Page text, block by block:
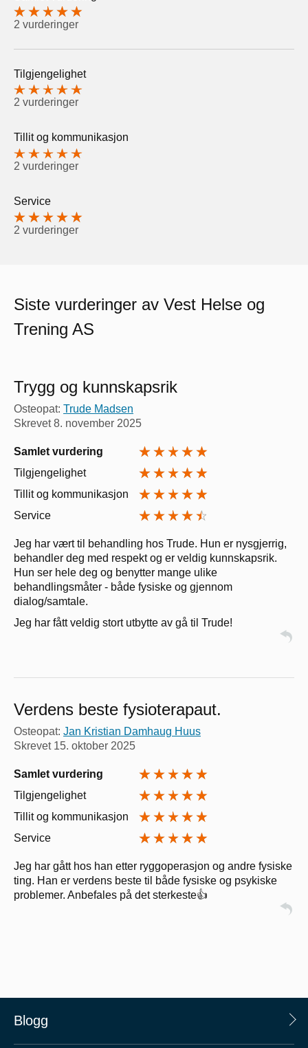
2 vurderinger
Tilgjengelighet
2 vurderinger
Tillit og kommunikasjon
2 vurderinger
Service
2 vurderinger
Siste vurderinger av Vest Helse og
Trening AS
Trygg og kunnskapsrik
Osteopat: Trude Madsen
Skrevet8. november 2025
Samlet vurdering
Tilgjengelighet
Tillit og kommunikasjon
Service
Jeg har vært til behandling hos Trude. Hun er nysgjerrig,
behandler deg med respekt og er veldig kunnskapsrik.
Hun ser hele deg og benytter mange ulike
behandlingsmåter - både fysiske og gjennom
dialog/samtale.
Jeg har fått veldig stort utbytte av gå til Trude!
Verdens beste fysioterapaut.
Osteopat: Jan Kristian Damhaug Huus
Skrevet 15. oktober 2025
Samlet vurdering
Tilgjengelighet
Tillit og kommunikasjon
Service
Jeg har gått hos han etter ryggoperasjon og andre fysiske
ting. Han er verdens beste til både fysiske og psykiske
problemer. Anbefales på det sterkeste👍
Blogg